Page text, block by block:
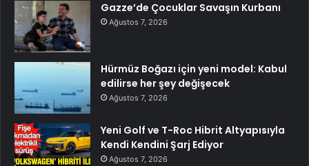
Gazze’de Çocuklar Savaşın Kurbanı
Ağustos 7, 2026
Hürmüz Boğazı için yeni model: Kabul
edilirse her şey değişecek
Ağustos 7, 2026
Yeni Golf ve T-Roc Hibrit Altyapısıyla
Kendi Kendini Şarj Ediyor
Ağustos 7, 2026